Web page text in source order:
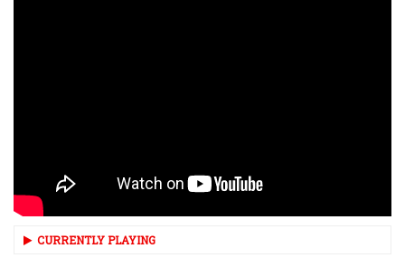
CURRENTLY PLAYING